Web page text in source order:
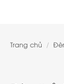
Trang chủ /